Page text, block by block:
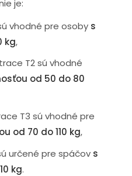
je:
vhodné pre osoby s
kg,
T2 sú vhodné
od 50 do 80
T3 sú vhodné pre
od 70 do 110 kg,
určené pre spáčov s
kg.